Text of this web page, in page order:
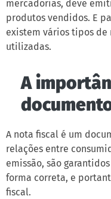
mercadorias, deve
produtos vendidos. E
existem vários tipos de
utilizadas.
A
A nota fiscal é um
relações entre
emissão, são
forma correta, e
fiscal.